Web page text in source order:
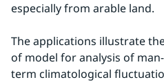
especially from arable land.
The applications illustrate
of model for analysis of
term climatological